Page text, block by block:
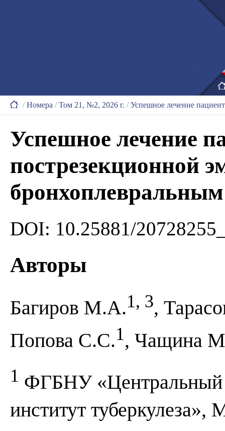
/Номера /Том 21, №2, 2026 г. /Успешное лечение
Успешное лечение
пострезекционной
DOI: 10.25881/
Авторы
Багиров М.А.1, 3,
Попова С.С.1, Чащина
1 ФГБНУ «Центральный
институт туберкулеза»,